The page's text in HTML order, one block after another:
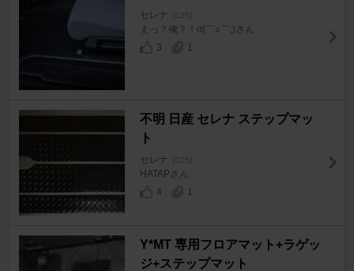
セレナ [C25]
えっ？俺？！σ(￣○￣;)さん
3
1
不明 日産 セレナ ステップマッ
ト
セレナ [C25]
HATAPさん
4
1
Y*MT 専用フロアマット+ラゲッ
ジ+ステップマット